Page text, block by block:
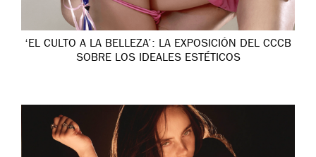
‘EL CULTO A LA BELLEZA’: LA EXPOSICIÓN DEL CCCB
SOBRE LOS IDEALES ESTÉTICOS